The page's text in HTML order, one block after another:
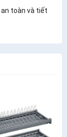
an toàn và tiết